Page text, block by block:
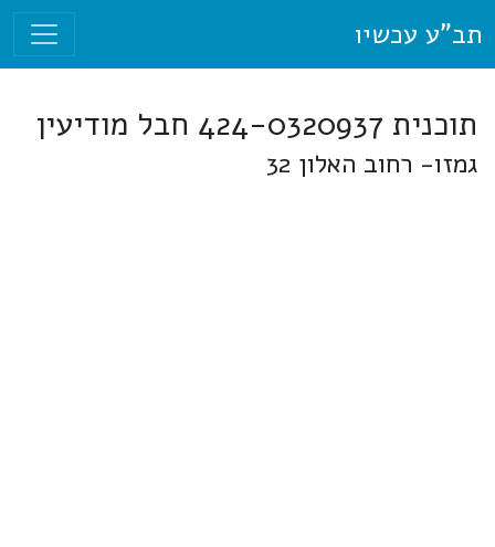
תב"ע עכשיו
תוכנית 424-0320937 חבל מודיעין
גמזו- רחוב האלון 32